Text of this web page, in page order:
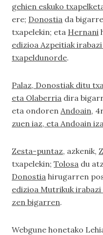
gehien eskuko
ere; Donostia da
txapelekin; eta Hernani
edizioa Azpeitiak
txapeldunorde.
Palaz, Donostiak ditu
eta Olaberria dira
eta ondoren Andoain,
zuen iaz, eta Andoain
Zesta-puntaz, azkenik,
txapelekin; Tolosa du
Donostia hirugarren
edizioa Mutrikuk irabazi
zen bigarren.
Webgune honetako